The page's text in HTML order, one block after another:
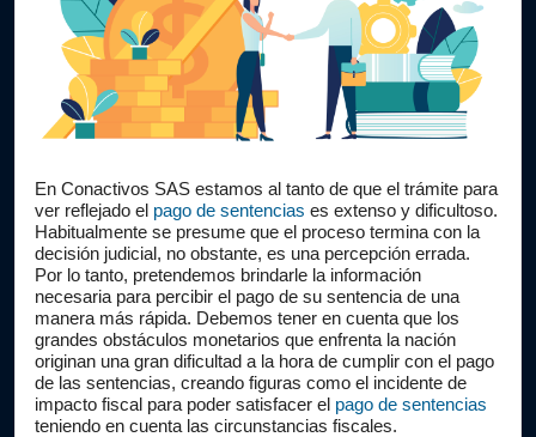
En Conactivos SAS estamos al tanto de que el trámite para
ver reflejado el pago de sentencias es extenso y dificultoso.
Habitualmente se presume que el proceso termina con la
decisión judicial, no obstante, es una percepción errada.
Por lo tanto, pretendemos brindarle la información
necesaria para percibir el pago de su sentencia de una
manera más rápida. Debemos tener en cuenta que los
grandes obstáculos monetarios que enfrenta la nación
originan una gran dificultad a la hora de cumplir con el pago
de las sentencias, creando figuras como el incidente de
impacto fiscal para poder satisfacer el pago de sentencias
teniendo en cuenta las circunstancias fiscales.